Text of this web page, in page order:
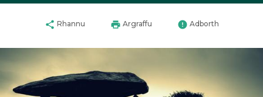
share Rhannu print Argraffu error Adborth